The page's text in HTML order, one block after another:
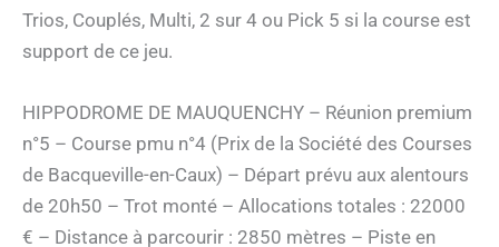
Trios, Couplés, Multi, 2 sur 4 ou Pick 5 si la course est
support de ce jeu.
HIPPODROME DE MAUQUENCHY – Réunion premium
n°5 – Course pmu n°4 (Prix de la Société des Courses
de Bacqueville-en-Caux) – Départ prévu aux alentours
de 20h50 – Trot monté – Allocations totales : 22000
€ – Distance à parcourir : 2850 mètres – Piste en